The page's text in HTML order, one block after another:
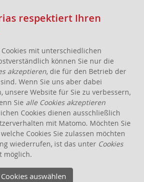
WOHNPROJEKTE
respektiert Ihren
mit unterschiedlichen
können Sie nur die
akzeptieren, die für den Betrieb der
Wenn Sie uns aber dabei
unsere Website für Sie zu verbessern,
Sie alle Cookies akzeptieren
Cookies dienen ausschließlich
mit Matomo. Möchten Sie
Cookies Sie zulassen möchten
wiederrufen, ist das unter Cookies
möglich.
Cookies auswählen